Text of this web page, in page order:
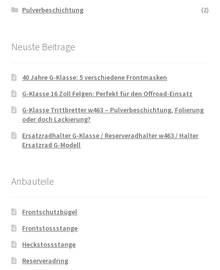
Pulverbeschichtung
(2)
Neuste Beitrage
40 Jahre G-Klasse: 5 verschiedene Frontmasken
G-Klasse 16 Zoll Felgen: Perfekt für den Offroad-Einsatz
G-Klasse Trittbretter w463 – Pulverbeschichtung, Folierung
oder doch Lackierung?
Ersatzradhalter G-Klasse / Reserveradhalter w463 / Halter
Ersatzrad G-Modell
Anbauteile
Frontschutzbügel
Frontstossstange
Heckstossstange
Reserveradring